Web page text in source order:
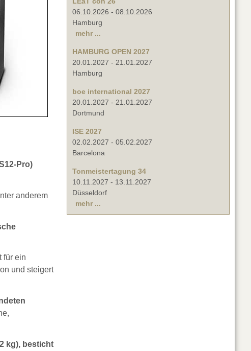
Pro)
anderem
für ein
und steigert
kg), besticht
06.10.2026 - 08.10.2026
Hamburg
mehr ...
HAMBURG OPEN 2027
20.01.2027 - 21.01.2027
Hamburg
boe international 2027
20.01.2027 - 21.01.2027
Dortmund
ISE 2027
02.02.2027 - 05.02.2027
Barcelona
Tonmeistertagung 34
10.11.2027 - 13.11.2027
Düsseldorf
mehr ...